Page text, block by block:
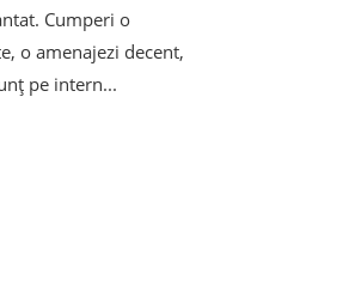
Cumperi o
o amenajezi decent,
pe intern...